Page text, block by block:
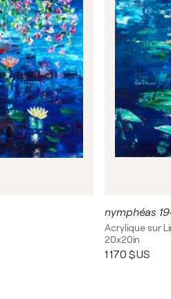
nymphéas
Acrylique sur
20x20in
1 170 $US